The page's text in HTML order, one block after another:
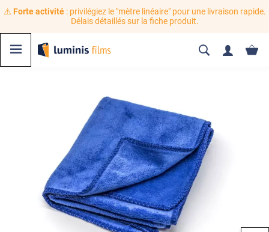
⚠️ Forte activité: privilégiez le "mètre linéaire" pour une livraison rapide.
Délais détaillés sur la fiche produit.